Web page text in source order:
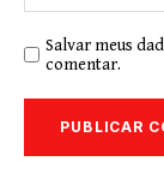
Salvar meus
comentar.